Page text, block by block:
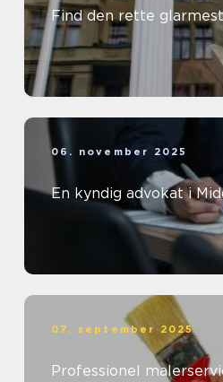
Find den rette
06. november 2025
En kyndig advokat i
07. september 2025
Professionel